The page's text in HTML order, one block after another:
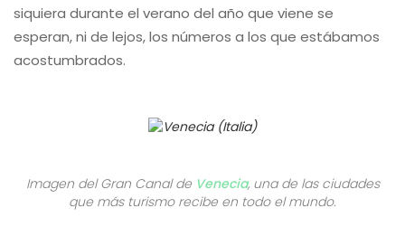
siquiera durante el verano del año que viene se
esperan, ni de lejos, los números a los que estábamos
acostumbrados.
Imagen del Gran Canal de Venecia, una de las ciudades
que más turismo recibe en todo el mundo.